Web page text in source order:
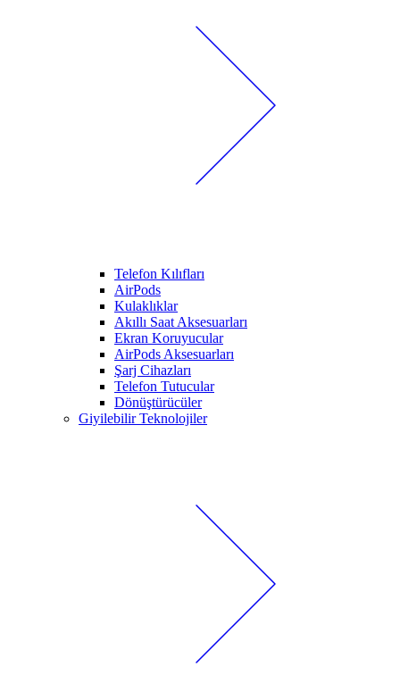
Telefon Kılıfları
AirPods
Kulaklıklar
Akıllı Saat Aksesuarları
Ekran Koruyucular
AirPods Aksesuarları
Şarj Cihazları
Telefon Tutucular
Dönüştürücüler
Giyilebilir Teknolojiler